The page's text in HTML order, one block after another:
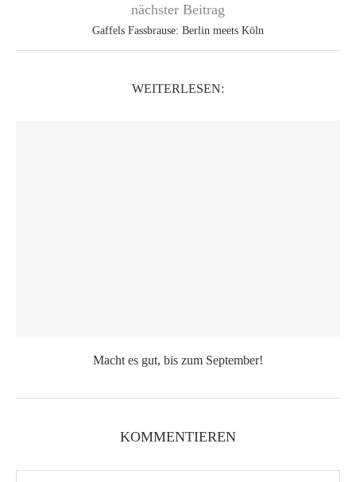
nächster Beitrag
Gaffels Fassbrause: Berlin meets Köln
WEITERLESEN:
Macht es gut, bis zum September!
KOMMENTIEREN